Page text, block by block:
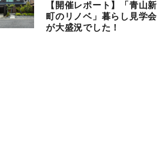
【開催レポート】「青山新
町のリノベ」暮らし見学会
が大盛況でした！